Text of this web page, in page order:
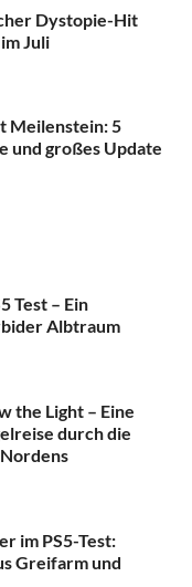
Dystopie-Hit
Juli
Meilenstein: 5
und großes Update
Test – Ein
Albtraum
the Light – Eine
durch die
im PS5-Test:
Greifarm und